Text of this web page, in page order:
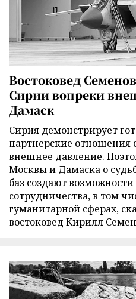
Востоковед
Сирии вопреки
Дамаск
Сирия демонстрирует
партнерские отношения
внешнее давление.
Москвы и Дамаска о
баз создают
сотрудничества, в том
гуманитарной сферах,
востоковед Кирилл